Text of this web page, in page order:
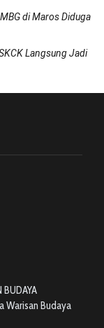
di Maros Diduga
Langsung Jadi
Warisan Budaya